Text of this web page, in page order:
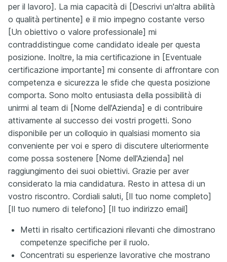
per il lavoro]. La mia capacità di [Descrivi un'altra abilità
o qualità pertinente] e il mio impegno costante verso
[Un obiettivo o valore professionale] mi
contraddistingue come candidato ideale per questa
posizione. Inoltre, la mia certificazione in [Eventuale
certificazione importante] mi consente di affrontare con
competenza e sicurezza le sfide che questa posizione
comporta. Sono molto entusiasta della possibilità di
unirmi al team di [Nome dell'Azienda] e di contribuire
attivamente al successo dei vostri progetti. Sono
disponibile per un colloquio in qualsiasi momento sia
conveniente per voi e spero di discutere ulteriormente
come possa sostenere [Nome dell'Azienda] nel
raggiungimento dei suoi obiettivi. Grazie per aver
considerato la mia candidatura. Resto in attesa di un
vostro riscontro. Cordiali saluti, [Il tuo nome completo]
[Il tuo numero di telefono] [Il tuo indirizzo email]
Metti in risalto certificazioni rilevanti che dimostrano
competenze specifiche per il ruolo.
Concentrati su esperienze lavorative che mostrano